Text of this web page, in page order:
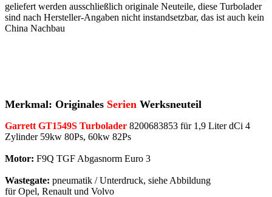
geliefert werden ausschließlich originale Neuteile, diese Turbolader
sind nach Hersteller-Angaben nicht instandsetzbar, das ist auch kein
China Nachbau
Merkmal: Originales Serien Werksneuteil
Garrett GT1549S Turbolader 8200683853 für 1,9 Liter dCi 4
Zylinder 59kw 80Ps, 60kw 82Ps
Motor: F9Q TGF Abgasnorm Euro 3
Wastegate: pneumatik / Unterdruck, siehe Abbildung
für Opel, Renault und Volvo